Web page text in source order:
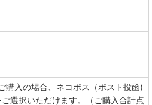
購入の場合、ネコポス（ポスト投函)
選択いただけます。（ご購入合計点